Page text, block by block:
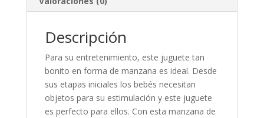
Descripción
Para su entretenimiento, este juguete tan
bonito en forma de manzana es ideal. Desde
sus etapas iniciales los bebés necesitan
objetos para su estimulación y este juguete
es perfecto para ellos. Con esta manzana de